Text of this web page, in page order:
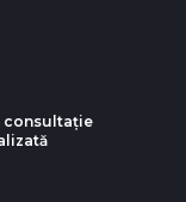
consultație